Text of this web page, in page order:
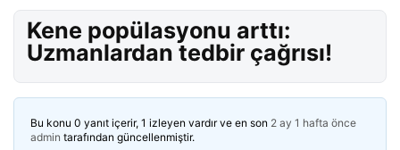
Kene popülasyonu arttı:
Uzmanlardan tedbir çağrısı!
Bu konu 0 yanıt içerir, 1 izleyen vardır ve en son 2 ay 1 hafta önce
admin tarafından güncellenmiştir.